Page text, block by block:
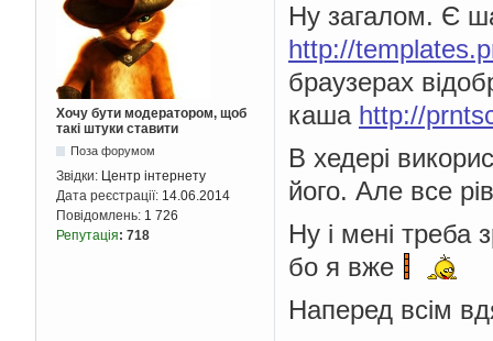
Хочу бути модератором, щоб
такі штуки ставити
Поза форумом
Звідки: Центр інтернету
Дата реєстрації: 14.06.2014
Повідомлень: 1 726
Репутація: 718
Ну загалом. Є
http://
браузерах
каша http://
В хедері
його. Але все
Ну і мені треба
бо я вже
Наперед всім